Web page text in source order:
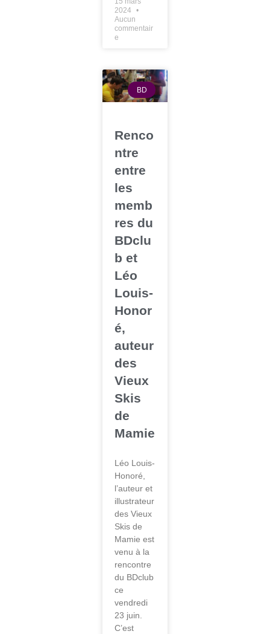
2024
Aucun
commentair
e
BD
Renco
ntre
entre
les
memb
res du
BDclu
b et
Léo
Louis-
Honor
é,
auteur
des
Vieux
Skis
de
Mamie
Léo Louis-
Honoré,
l’auteur et
illustrateur
des Vieux
Skis de
Mamie est
venu à la
rencontre
du BDclub
ce
vendredi
23 juin.
C’est